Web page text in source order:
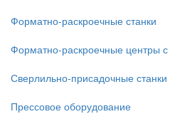
Форматно-раскроечные станки
Форматно-раскроечные центры
Сверлильно-присадочные станки
Прессовое оборудование